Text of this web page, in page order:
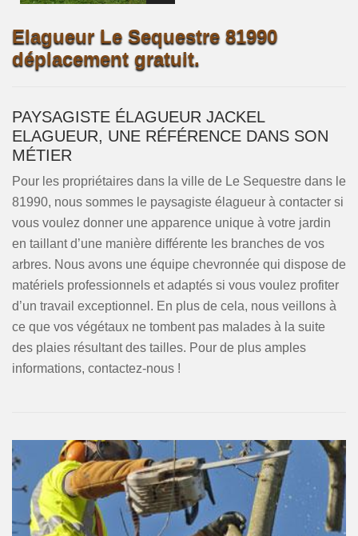
Elagueur Le Sequestre 81990
déplacement gratuit.
PAYSAGISTE ÉLAGUEUR JACKEL
ELAGUEUR, UNE RÉFÉRENCE DANS SON
MÉTIER
Pour les propriétaires dans la ville de Le Sequestre dans le
81990, nous sommes le paysagiste élagueur à contacter si
vous voulez donner une apparence unique à votre jardin
en taillant d’une manière différente les branches de vos
arbres. Nous avons une équipe chevronnée qui dispose de
matériels professionnels et adaptés si vous voulez profiter
d’un travail exceptionnel. En plus de cela, nous veillons à
ce que vos végétaux ne tombent pas malades à la suite
des plaies résultant des tailles. Pour de plus amples
informations, contactez-nous !